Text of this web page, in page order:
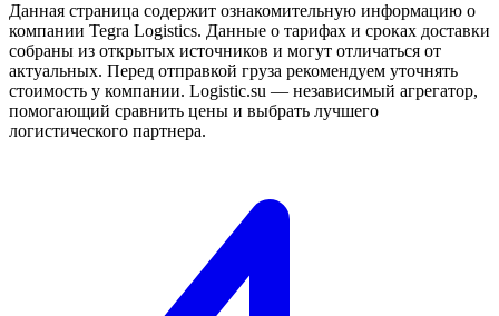
Данная страница содержит ознакомительную информацию о
компании Tegra Logistics. Данные о тарифах и сроках доставки
собраны из открытых источников и могут отличаться от
актуальных. Перед отправкой груза рекомендуем уточнять
стоимость у компании. Logistic.su — независимый агрегатор,
помогающий сравнить цены и выбрать лучшего
логистического партнера.